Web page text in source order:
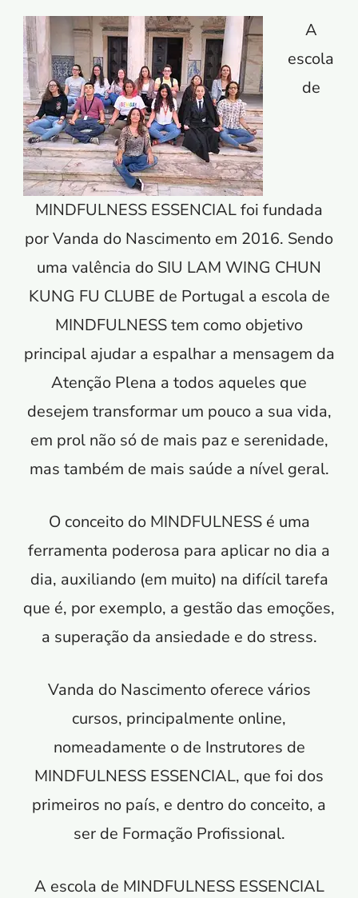
A
escola
de
MINDFULNESS ESSENCIAL foi fundada
por Vanda do Nascimento em 2016. Sendo
uma valência do SIU LAM WING CHUN
KUNG FU CLUBE de Portugal a escola de
MINDFULNESS tem como objetivo
principal ajudar a espalhar a mensagem da
Atenção Plena a todos aqueles que
desejem transformar um pouco a sua vida,
em prol não só de mais paz e serenidade,
mas também de mais saúde a nível geral.
O conceito do MINDFULNESS é uma
ferramenta poderosa para aplicar no dia a
dia, auxiliando (em muito) na difícil tarefa
que é, por exemplo, a gestão das emoções,
a superação da ansiedade e do stress.
Vanda do Nascimento oferece vários
cursos, principalmente online,
nomeadamente o de Instrutores de
MINDFULNESS ESSENCIAL, que foi dos
primeiros no país, e dentro do conceito, a
ser de Formação Profissional.
A escola de MINDFULNESS ESSENCIAL